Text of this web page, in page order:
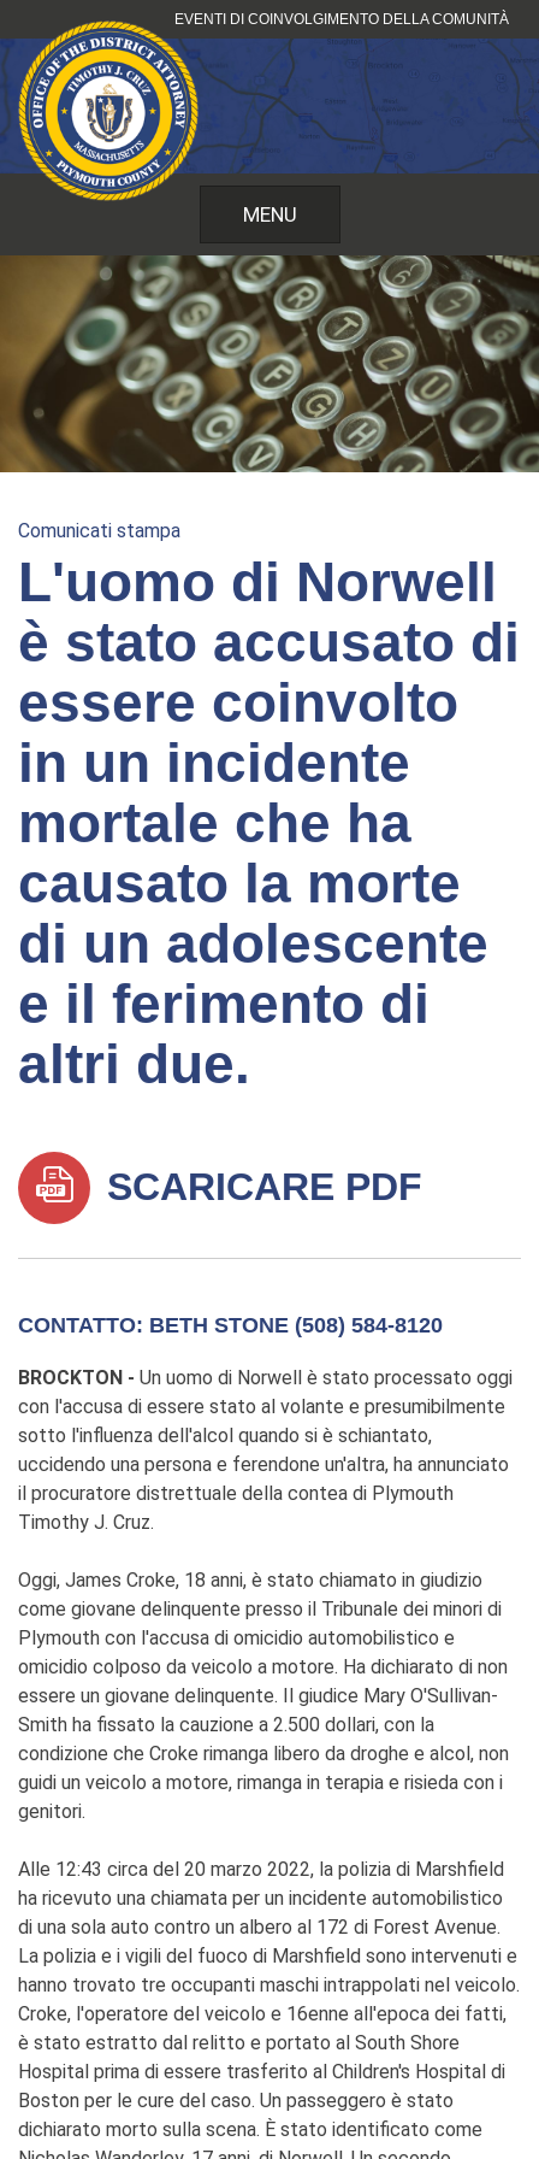
al
contenuto
EVENTI DI COINVOLGIMENTO DELLA COMUNITÀ
MENU
Comunicati stampa
L'uomo di Norwell
è stato accusato di
essere coinvolto
in un incidente
mortale che ha
causato la morte
di un adolescente
e il ferimento di
altri due.
SCARICARE PDF
CONTATTO: BETH STONE (508) 584-8120
BROCKTON - Un uomo di Norwell è stato processato oggi
con l'accusa di essere stato al volante e presumibilmente
sotto l'influenza dell'alcol quando si è schiantato,
uccidendo una persona e ferendone un'altra, ha annunciato
il procuratore distrettuale della contea di Plymouth
Timothy J. Cruz.
Oggi, James Croke, 18 anni, è stato chiamato in giudizio
come giovane delinquente presso il Tribunale dei minori di
Plymouth con l'accusa di omicidio automobilistico e
omicidio colposo da veicolo a motore. Ha dichiarato di non
essere un giovane delinquente. Il giudice Mary O'Sullivan-
Smith ha fissato la cauzione a 2.500 dollari, con la
condizione che Croke rimanga libero da droghe e alcol, non
guidi un veicolo a motore, rimanga in terapia e risieda con i
genitori.
Alle 12:43 circa del 20 marzo 2022, la polizia di Marshfield
ha ricevuto una chiamata per un incidente automobilistico
di una sola auto contro un albero al 172 di Forest Avenue.
La polizia e i vigili del fuoco di Marshfield sono intervenuti e
hanno trovato tre occupanti maschi intrappolati nel veicolo.
Croke, l'operatore del veicolo e 16enne all'epoca dei fatti,
è stato estratto dal relitto e portato al South Shore
Hospital prima di essere trasferito al Children's Hospital di
Boston per le cure del caso. Un passeggero è stato
dichiarato morto sulla scena. È stato identificato come